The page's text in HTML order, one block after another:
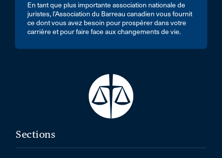
En tant que plus importante association nationale de
juristes, l’Association du Barreau canadien vous fournit
ce dont vous avez besoin pour prospérer dans votre
carrière et pour faire face aux changements de vie.
Sections